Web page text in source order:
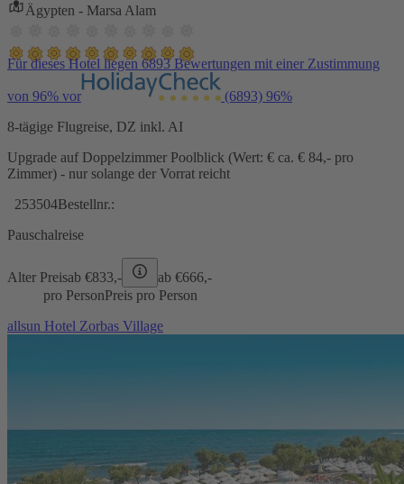
Ägypten - Marsa Alam
Für dieses Hotel liegen 6893 Bewertungen mit einer Zustimmung
von 96% vor (6893) 96%
8-tägige Flugreise, DZ inkl. AI
Upgrade auf Doppelzimmer Poolblick (Wert: € ca. € 84,- pro
Zimmer) - nur solange der Vorrat reicht
253504Bestellnr.:
Pauschalreise
Alter Preisab €833,- ab €666,-
pro PersonPreis pro Person
allsun Hotel Zorbas Village